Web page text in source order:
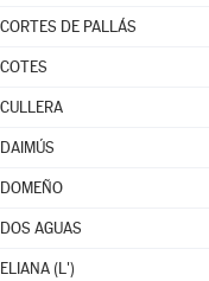
CORTES DE PALLÁS
COTES
CULLERA
DAIMÚS
DOMEÑO
DOS AGUAS
ELIANA (L')